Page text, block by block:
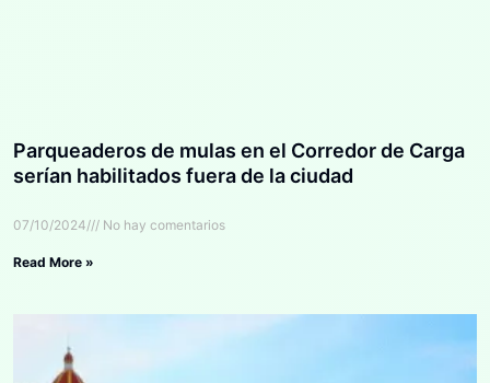
Parqueaderos de mulas en el Corredor de Carga
serían habilitados fuera de la ciudad
07/10/2024 No hay comentarios
Read More »